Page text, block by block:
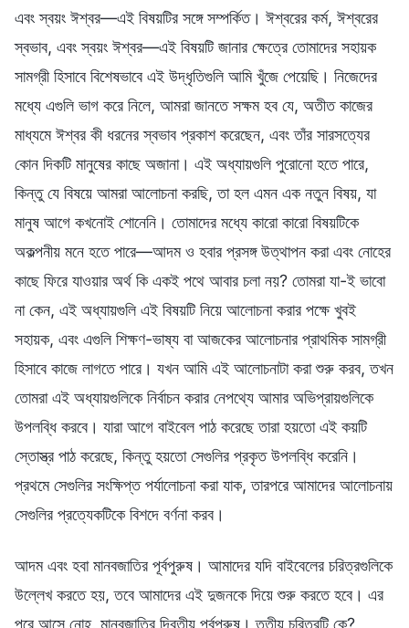
এবং স্বয়ং ঈশ্বর—এই বিষয়টির সঙ্গে সম্পর্কিত। ঈশ্বরের কর্ম, ঈশ্বরের
স্বভাব, এবং স্বয়ং ঈশ্বর—এই বিষয়টি জানার ক্ষেত্রে তোমাদের সহায়ক
সামগ্রী হিসাবে বিশেষভাবে এই উদ্ধৃতিগুলি আমি খুঁজে পেয়েছি। নিজেদের
মধ্যে এগুলি ভাগ করে নিলে, আমরা জানতে সক্ষম হব যে, অতীত কাজের
মাধ্যমে ঈশ্বর কী ধরনের স্বভাব প্রকাশ করেছেন, এবং তাঁর সারসত্যের
কোন দিকটি মানুষের কাছে অজানা। এই অধ্যায়গুলি পুরোনো হতে পারে,
কিন্তু যে বিষয়ে আমরা আলোচনা করছি, তা হল এমন এক নতুন বিষয়, যা
মানুষ আগে কখনোই শোনেনি। তোমাদের মধ্যে কারো কারো বিষয়টিকে
অকল্পনীয় মনে হতে পারে—আদম ও হবার প্রসঙ্গ উত্থাপন করা এবং নোহের
কাছে ফিরে যাওয়ার অর্থ কি একই পথে আবার চলা নয়? তোমরা যা-ই ভাবো
না কেন, এই অধ্যায়গুলি এই বিষয়টি নিয়ে আলোচনা করার পক্ষে খুবই
সহায়ক, এবং এগুলি শিক্ষণ-ভাষ্য বা আজকের আলোচনার প্রাথমিক সামগ্রী
হিসাবে কাজে লাগতে পারে। যখন আমি এই আলোচনাটা করা শুরু করব, তখন
তোমরা এই অধ্যায়গুলিকে নির্বাচন করার নেপথ্যে আমার অভিপ্রায়গুলিকে
উপলব্ধি করবে। যারা আগে বাইবেল পাঠ করেছে তারা হয়তো এই কয়টি
স্তোস্ত্র পাঠ করেছে, কিন্তু হয়তো সেগুলির প্রকৃত উপলব্ধি করেনি।
প্রথমে সেগুলির সংক্ষিপ্ত পর্যালোচনা করা যাক, তারপরে আমাদের আলোচনায়
সেগুলির প্রত্যেকটিকে বিশদে বর্ণনা করব।
আদম এবং হবা মানবজাতির পূর্বপুরুষ। আমাদের যদি বাইবেলের চরিত্রগুলিকে
উল্লেখ করতে হয়, তবে আমাদের এই দুজনকে দিয়ে শুরু করতে হবে। এর
পরে আসে নোহ, মানবজাতির দ্বিতীয় পূর্বপুরুষ। তৃতীয় চরিত্রটি কে?